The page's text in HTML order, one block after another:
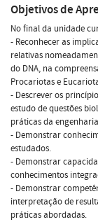
Objetivos de
No final da unidade
- Reconhecer as
relativas
do DNA, na
Procariotas e
- Descrever os
estudo de questões
práticas da
- Demonstrar
estudados.
- Demonstrar
conhecimentos
- Demonstrar
interpretação de
práticas abordadas.